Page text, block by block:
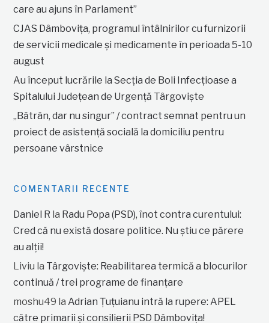
care au ajuns în Parlament”
CJAS Dâmbovița, programul întâlnirilor cu furnizorii
de servicii medicale și medicamente în perioada 5-10
august
Au început lucrările la Secția de Boli Infecțioase a
Spitalului Județean de Urgență Târgoviște
„Bătrân, dar nu singur” / contract semnat pentru un
proiect de asistență socială la domiciliu pentru
persoane vârstnice
COMENTARII RECENTE
Daniel R la Radu Popa (PSD), înot contra curentului:
Cred că nu există dosare politice. Nu știu ce părere
au alții!
Liviu la Târgoviște: Reabilitarea termică a blocurilor
continuă / trei programe de finanțare
moshu49 laAdrian Țuțuianu intră la rupere: APEL
către primarii și consilierii PSD Dâmbovița!